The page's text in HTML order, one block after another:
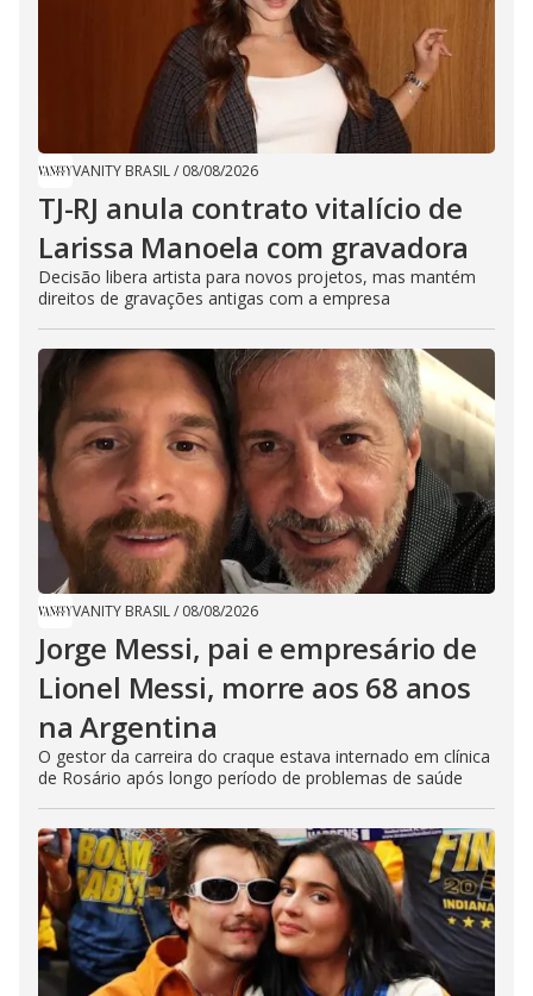
VANITY BRASIL/ 08/08/2026
TJ-RJ anula contrato vitalício de
Larissa Manoela com gravadora
Decisão libera artista para novos projetos, mas mantém
direitos de gravações antigas com a empresa
VANITY BRASIL/ 08/08/2026
Jorge Messi, pai e empresário de
Lionel Messi, morre aos 68 anos
na Argentina
O gestor da carreira do craque estava internado em clínica
de Rosário após longo período de problemas de saúde